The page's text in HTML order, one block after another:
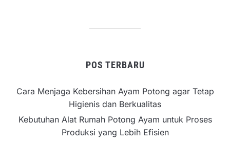
POS TERBARU
Cara Menjaga Kebersihan Ayam Potong agar Tetap
Higienis dan Berkualitas
Kebutuhan Alat Rumah Potong Ayam untuk Proses
Produksi yang Lebih Efisien